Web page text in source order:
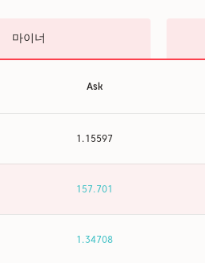
마이너
Ask
1.15597
157.703
1.34708